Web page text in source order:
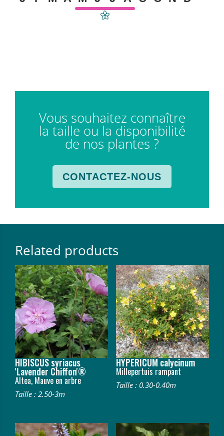
Vous souhaitez connaître
la taille ou la disponibilité
de nos plantes ?
CONTACTEZ-NOUS
Related products
HIBISCUS syriacus
'Lavender Chiffon'®
Altea, Mauve en arbre
Taille : 2.50-3m
HYPERICUM calycinum
Millepertuis rampant
Taille : 0.30-0.40m